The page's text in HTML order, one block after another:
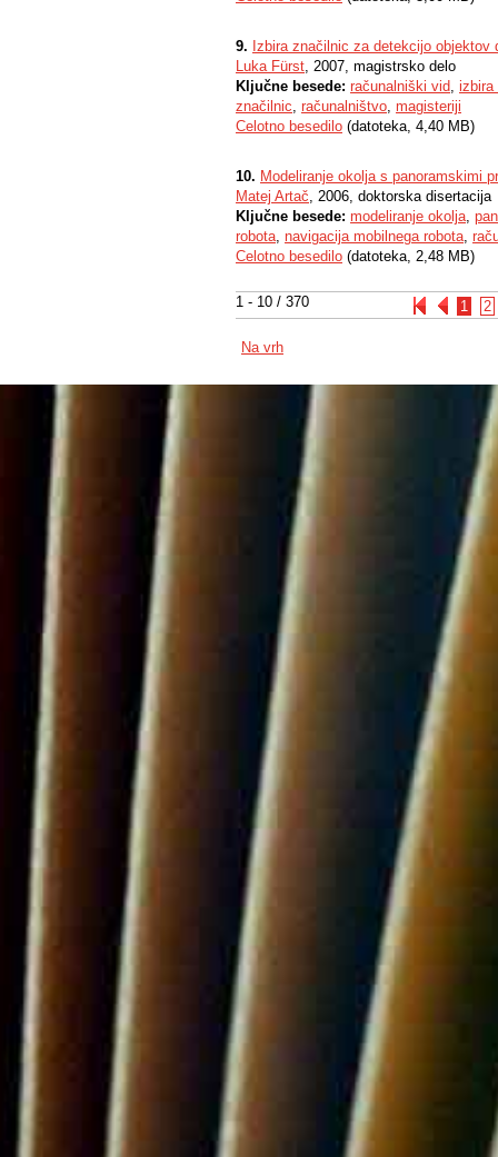
1 - 10 / 370 1 2
9. Izbira značilnic za detekcijo
Luka Fürst, 2007, magistrsko delo
Ključne besede: računalniški vid, izbira
značilnic, računalništvo, magisteriji
Celotno besedilo (datoteka, 4,40 MB)
10. Modeliranje okolja s panoramskimi
Matej Artač, 2006, doktorska disertacija
Ključne besede: modeliranje okolja,
robota, navigacija mobilnega robota,
Celotno besedilo (datoteka, 2,48 MB)
Na vrh